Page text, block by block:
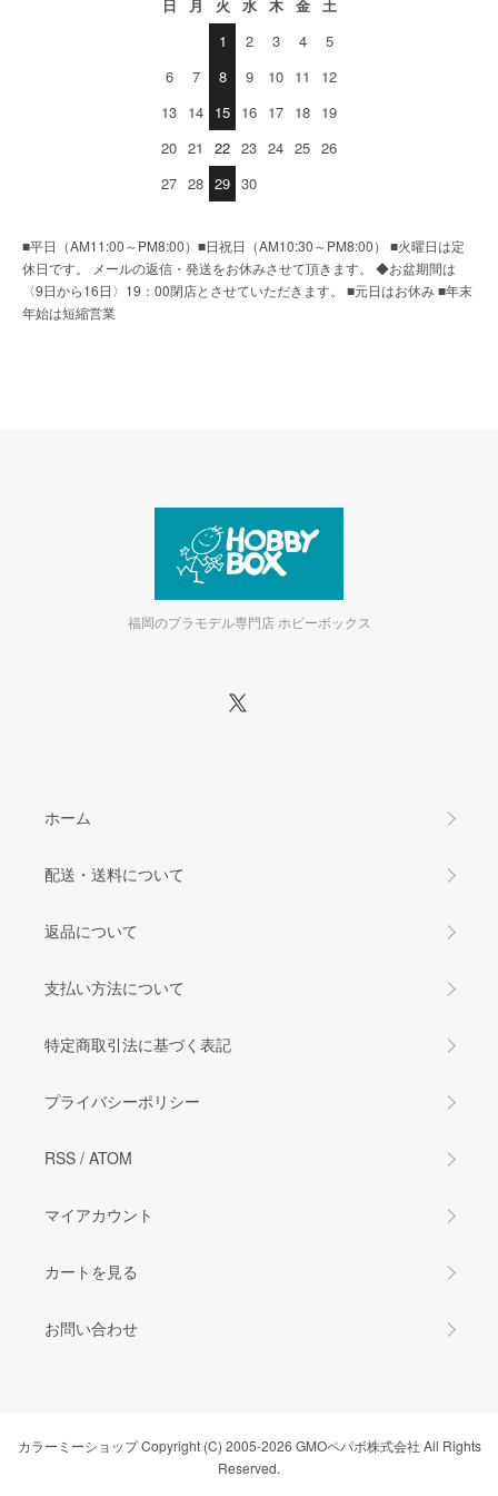
日 月 火 水 木 金
土
1
2 3 4
5
6
7 8 9 10 11
12
13 14 15 16 17 18 19
20 21 22 23 24 25 26
27 28 29 30
■平日（AM11:00～PM8:00）■日祝日（AM10:30～PM8:00） ■火曜日は定
休日です。 メールの返信・発送をお休みさせて頂きます。 ◆お盆期間は
〈9日から16日〉19：00閉店とさせていただきます。 ■元日はお休み ■年末
年始は短縮営業
福岡のプラモデル専門店 ホビーボックス
ホーム
配送・送料について
返品について
支払い方法について
特定商取引法に基づく表記
プライバシーポリシー
RSS / ATOM
マイアカウント
カートを見る
お問い合わせ
カラーミーショップCopyright (C) 2005-2026 GMOペパボ株式会社 All Rights
Reserved.